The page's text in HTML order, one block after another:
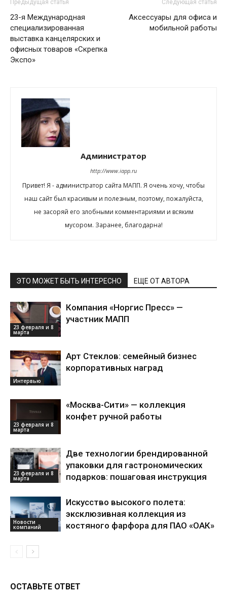
Предыдущая статья
23-я Международная
специализированная
выставка канцелярских и
офисных товаров «Скрепка
Экспо»
Следующая статья
Аксессуары для офиса и
мобильной работы
Администратор
http://www.iapp.ru
Привет! Я - администратор сайта МАПП. Я очень хочу, чтобы
наш сайт был красивым и полезным, поэтому, пожалуйста,
не засоряй его злобными комментариями и всяким
мусором. Заранее, благодарна!
ЭТО МОЖЕТ БЫТЬ ИНТЕРЕСНО ЕЩЕ ОТ АВТОРА
23 февраля и 8
марта
Компания «Норгис Пресс» —
участник МАПП
Интервью
Арт Стеклов: семейный бизнес
корпоративных наград
23 февраля и 8
марта
«Москва-Сити» — коллекция
конфет ручной работы
23 февраля и 8
марта
Две технологии брендированной
упаковки для гастрономических
подарков: пошаговая инструкция
Новости
компаний
Искусство высокого полета:
эксклюзивная коллекция из
костяного фарфора для ПАО «ОАК»
ОСТАВЬТЕ ОТВЕТ